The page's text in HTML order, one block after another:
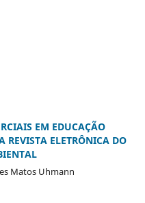
EM EDUCAÇÃO
REVISTA ELETRÔNICA DO
Matos Uhmann